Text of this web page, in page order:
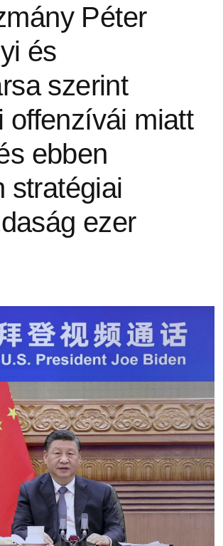
Péter
és
szerint
offenzívái miatt
ebben
stratégiai
ezer